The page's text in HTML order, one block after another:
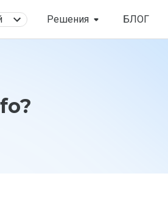
Решения БЛОГ